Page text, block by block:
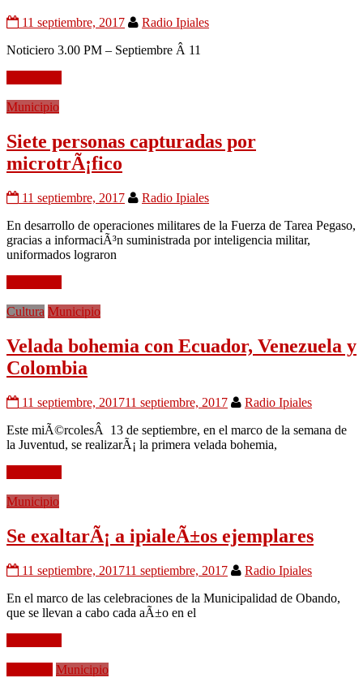
11 septiembre, 2017
Radio Ipiales
Noticiero 3.00 PM – Septiembre Â 11
Municipio
Siete personas capturadas por
microtrÃ¡fico
11 septiembre, 2017
Radio Ipiales
En desarrollo de operaciones militares de la Fuerza de Tarea Pegaso,
gracias a informaciÃ³n suministrada por inteligencia militar,
uniformados lograron
Cultura Municipio
Velada bohemia con Ecuador, Venezuela y
Colombia
11 septiembre, 201711 septiembre, 2017
Radio Ipiales
Este miÃ©rcolesÂ 13 de septiembre, en el marco de la semana de
la Juventud, se realizarÃ¡ la primera velada bohemia,
Municipio
Se exaltarÃ¡ a ipialeÃ±os ejemplares
11 septiembre, 201711 septiembre, 2017
Radio Ipiales
En el marco de las celebraciones de la Municipalidad de Obando,
que se llevan a cabo cada aÃ±o en el
Municipio